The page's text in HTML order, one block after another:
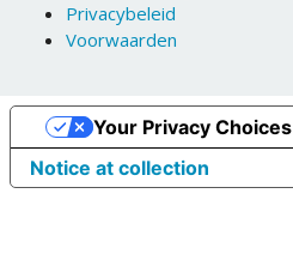
Privacybeleid
Voorwaarden
Notice at collection
Your Privacy Choices